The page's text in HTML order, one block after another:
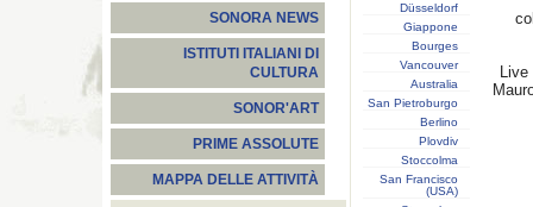
SONORA NEWS
ISTITUTI ITALIANI DI
CULTURA
SONOR'ART
PRIME ASSOLUTE
MAPPA DELLE ATTIVITÀ
Düsseldorf
Giappone
Bourges
Vancouver
Australia
San Pietroburgo
Berlino
Plovdiv
Stoccolma
San Francisco
(USA)